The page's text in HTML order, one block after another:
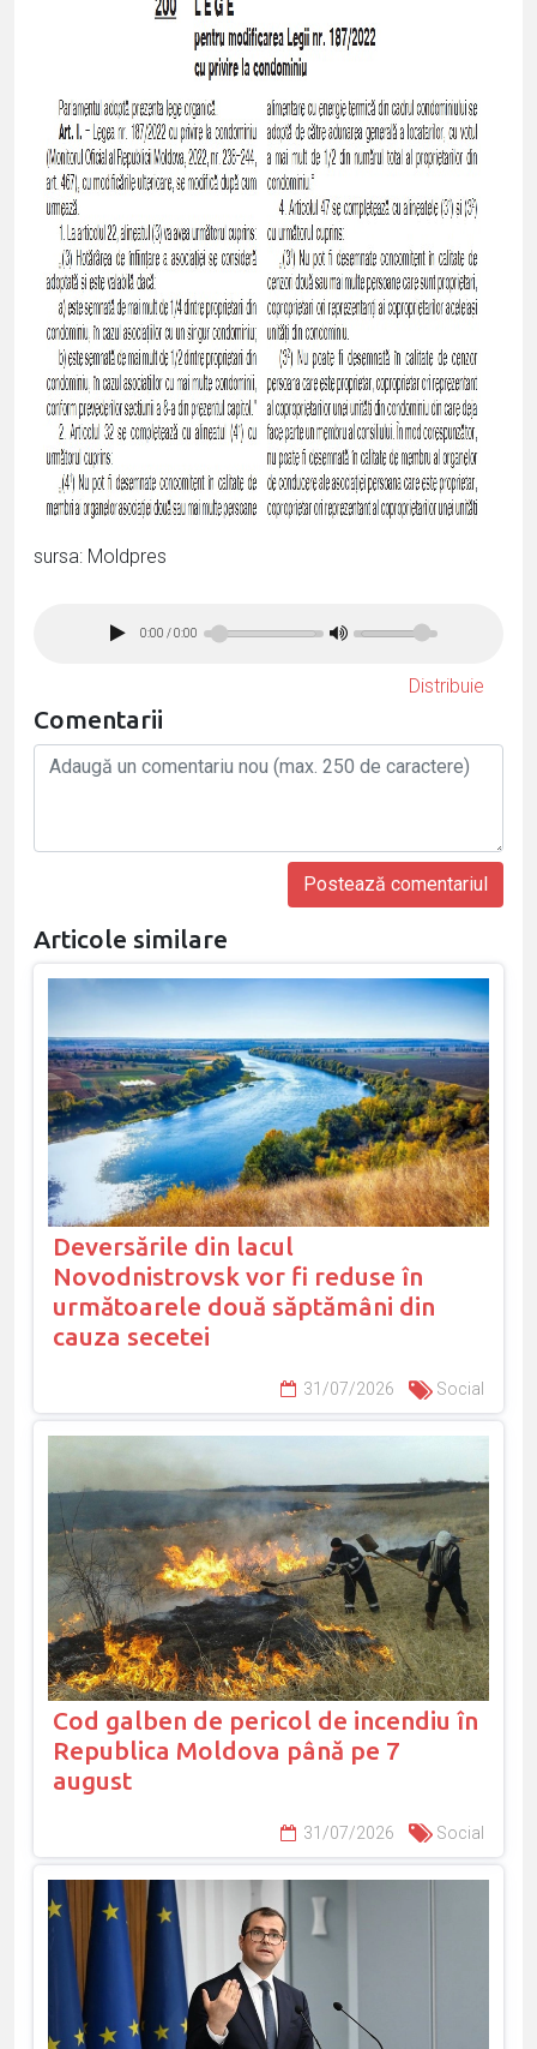
sursa: Moldpres
0:00 /0:00
Distribuie
Comentarii
Articole similare
Deversările din lacul
Novodnistrovsk vor fi reduse în
următoarele două săptămâni din
cauza secetei
31/07/2026 Social
Cod galben de pericol de incendiu în
Republica Moldova până pe 7
august
31/07/2026 Social